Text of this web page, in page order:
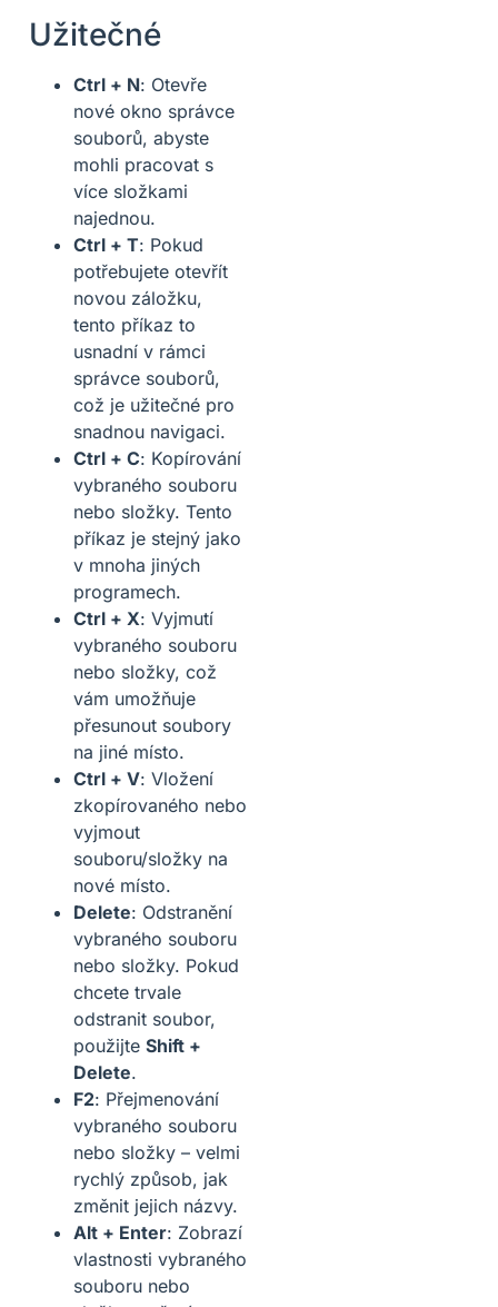
Užitečné
Ctrl + N: Otevře
nové okno správce
souborů, abyste
mohli pracovat s
více složkami
najednou.
Ctrl + T: Pokud
potřebujete otevřít
novou záložku,
tento příkaz to
usnadní v rámci
správce souborů,
což je užitečné pro
snadnou navigaci.
Ctrl + C: Kopírování
vybraného souboru
nebo složky. Tento
příkaz je stejný jako
v mnoha jiných
programech.
Ctrl + X: Vyjmutí
vybraného souboru
nebo složky, což
vám umožňuje
přesunout soubory
na jiné místo.
Ctrl + V: Vložení
zkopírovaného nebo
vyjmout
souboru/složky na
nové místo.
Delete: Odstranění
vybraného souboru
nebo složky. Pokud
chcete trvale
odstranit soubor,
použijte Shift +
Delete.
F2: Přejmenování
vybraného souboru
nebo složky – velmi
rychlý způsob, jak
změnit jejich názvy.
Alt + Enter: Zobrazí
vlastnosti vybraného
souboru nebo